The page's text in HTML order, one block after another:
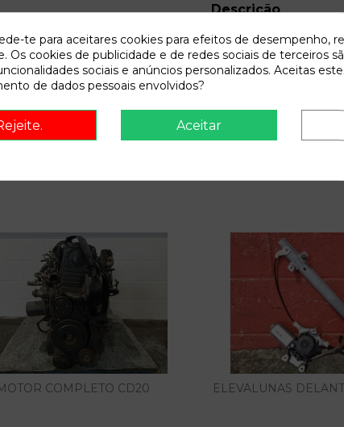
Descrição
Recambio de cerradura
turbodiesel cat | 0.96 -
COMPLETO CD20 ELEVALUNAS
te para aceitares cookies para efeitos de desempenho,
Os cookies de publicidade e de redes sociais de terceiros
sociais e anúncios personalizados. Aceitas
de dados pessoais envolvidos?
Aceitar